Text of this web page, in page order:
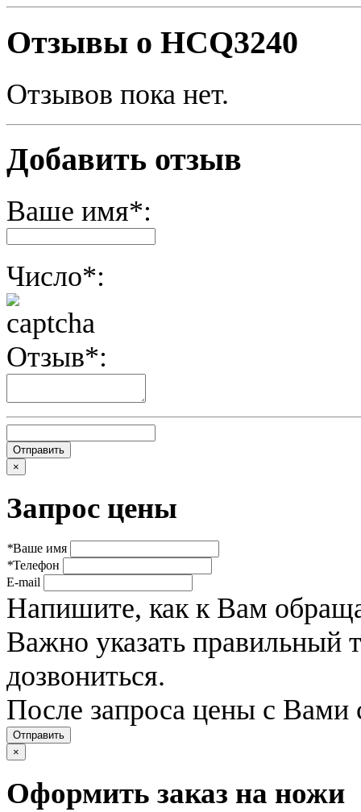
Отзывы о HCQ3240
Отзывов пока нет.
Добавить отзыв
Ваше имя*:
Число*:
Отзыв*:
×
Запрос цены
*Ваше имя
*Телефон
E-mail
Напишите, как к Вам
Важно указать
дозвониться.
После запроса цены с Вами
Отправить
×
Оформить заказ на ножи